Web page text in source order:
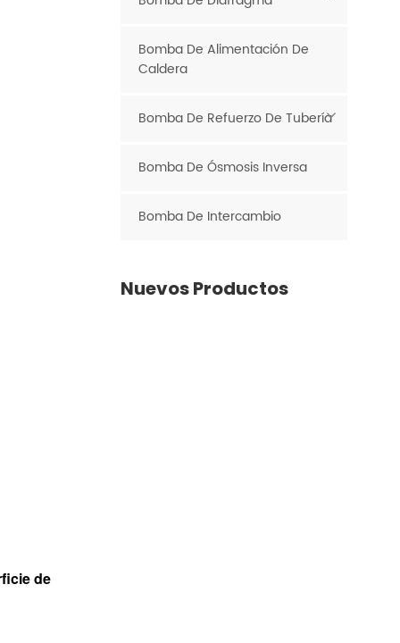
de
Bomba De Alimentación De
Caldera
Bomba De Refuerzo De Tubería
Bomba De Ósmosis Inversa
Bomba De Intercambio
Nuevos Productos